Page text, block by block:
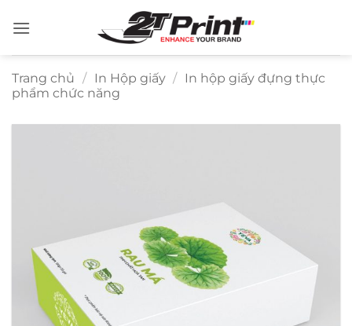
qua
Trang chủ / In Hộp giấy / In hộp giấy đựng thực
phẩm chức năng